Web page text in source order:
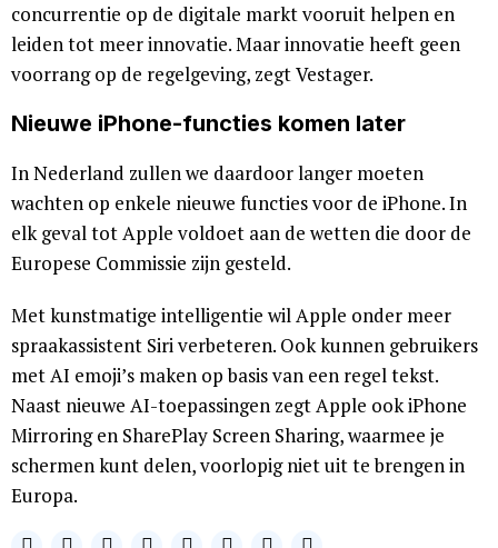
concurrentie op de digitale markt vooruit helpen en
leiden tot meer innovatie. Maar innovatie heeft geen
voorrang op de regelgeving, zegt Vestager.
Nieuwe iPhone-functies komen later
In Nederland zullen we daardoor langer moeten
wachten op enkele nieuwe functies voor de iPhone. In
elk geval tot Apple voldoet aan de wetten die door de
Europese Commissie zijn gesteld.
Met kunstmatige intelligentie wil Apple onder meer
spraakassistent Siri verbeteren. Ook kunnen gebruikers
met AI emoji’s maken op basis van een regel tekst.
Naast nieuwe AI-toepassingen zegt Apple ook iPhone
Mirroring en SharePlay Screen Sharing, waarmee je
schermen kunt delen, voorlopig niet uit te brengen in
Europa.